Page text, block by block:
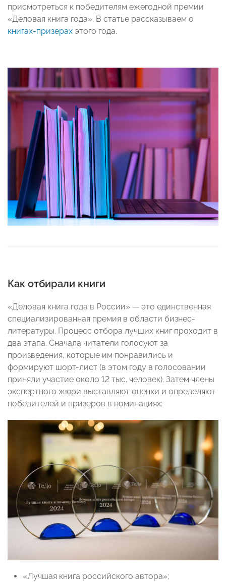
присмотреться к победителям ежегодной премии
«Деловая книга года». В статье рассказываем о
книгах-призерах этого года.
Как отбирали книги
«Деловая книга года в России» — это единственная
специализированная премия в области бизнес-
литературы. Процесс отбора лучших книг проходит в
два этапа. Сначала читатели голосуют за
произведения, которые им понравились и
формируют шорт-лист (в этом году в голосовании
приняли участие около 12 тыс. человек). Затем члены
экспертного жюри выставляют оценки и определяют
победителей и призеров в номинациях:
«Лучшая книга российского автора»;